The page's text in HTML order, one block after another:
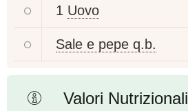
1 Uovo
Sale e pepe q.b.
Valori Nutrizionali